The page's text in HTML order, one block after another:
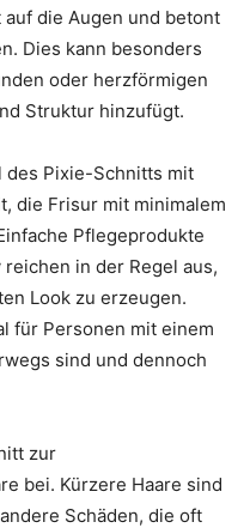
die Augen und betont
Dies kann besonders
oder herzförmigen
Struktur hinzufügt.
des Pixie-Schnitts mit
die Frisur mit minimalem
Pflegeprodukte
in der Regel aus,
Look zu erzeugen.
für Personen mit einem
sind und dennoch
zur
bei. Kürzere Haare sind
Schäden, die oft